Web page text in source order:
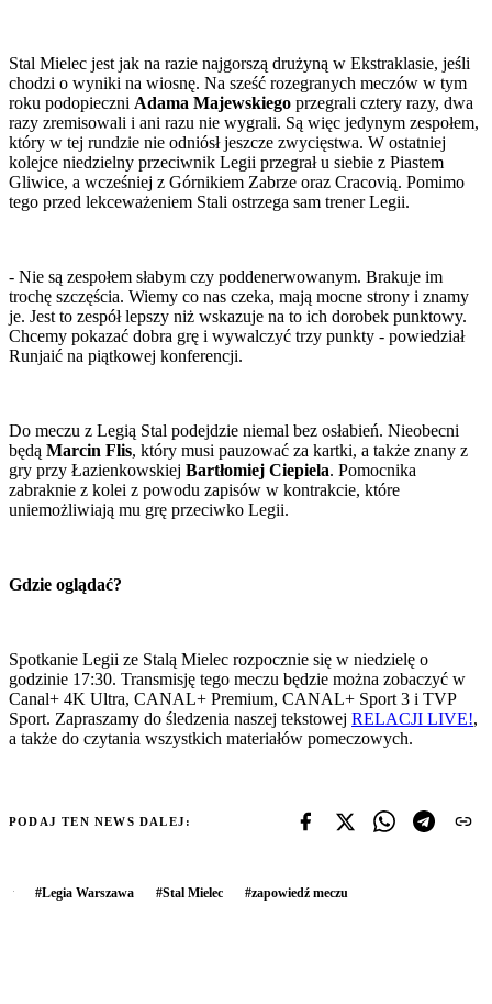
Stal Mielec jest jak na razie najgorszą drużyną w Ekstraklasie, jeśli
chodzi o wyniki na wiosnę. Na sześć rozegranych meczów w tym
roku podopieczni Adama Majewskiego przegrali cztery razy, dwa
razy zremisowali i ani razu nie wygrali. Są więc jedynym zespołem,
który w tej rundzie nie odniósł jeszcze zwycięstwa. W ostatniej
kolejce niedzielny przeciwnik Legii przegrał u siebie z Piastem
Gliwice, a wcześniej z Górnikiem Zabrze oraz Cracovią. Pomimo
tego przed lekceważeniem Stali ostrzega sam trener Legii.
- Nie są zespołem słabym czy poddenerwowanym. Brakuje im
trochę szczęścia. Wiemy co nas czeka, mają mocne strony i znamy
je. Jest to zespół lepszy niż wskazuje na to ich dorobek punktowy.
Chcemy pokazać dobra grę i wywalczyć trzy punkty - powiedział
Runjaić na piątkowej konferencji.
Do meczu z Legią Stal podejdzie niemal bez osłabień. Nieobecni
będą Marcin Flis, który musi pauzować za kartki, a także znany z
gry przy Łazienkowskiej Bartłomiej Ciepiela. Pomocnika
zabraknie z kolei z powodu zapisów w kontrakcie, które
uniemożliwiają mu grę przeciwko Legii.
Gdzie oglądać?
Spotkanie Legii ze Stalą Mielec rozpocznie się w niedzielę o
godzinie 17:30. Transmisję tego meczu będzie można zobaczyć w
Canal+ 4K Ultra, CANAL+ Premium, CANAL+ Sport 3 i TVP
Sport. Zapraszamy do śledzenia naszej tekstowej RELACJI LIVE!,
a także do czytania wszystkich materiałów pomeczowych.
PODAJ TEN NEWS DALEJ:
#Legia Warszawa #Stal Mielec #zapowiedź meczu